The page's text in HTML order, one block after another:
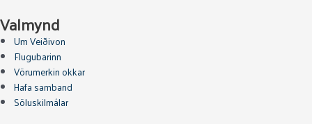
Valmynd
Um Veiðivon
Flugubarinn
Vörumerkin okkar
Hafa samband
Söluskilmálar